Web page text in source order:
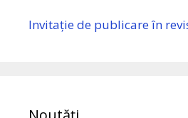
Invitație de publicare în